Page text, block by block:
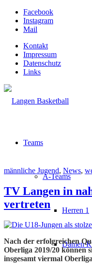
Facebook
Instagram
Mail
Kontakt
Impressum
Datenschutz
Links
Teams
A-Teams
Herren 1
Damen
männliche Jugend, News,
TV Langen in
vertreten
Nach der erfolgreichen
Oberliga 2019/20 können
insgesamt viermal